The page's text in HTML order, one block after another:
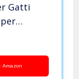
Gatti
e
Amazon